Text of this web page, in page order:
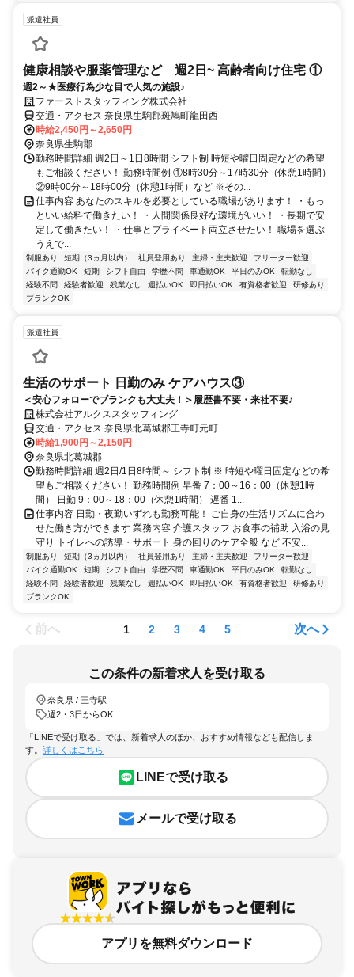
派遣社員
健康相談や服薬管理など 週2日~ 高齢者向け住宅 ①
週2～★医療行為少な目で人気の施設♪
ファーストスタッフィング株式会社
交通・アクセス 奈良県生駒郡斑鳩町龍田西
時給2,450円～2,650円
奈良県生駒郡
勤務時間詳細 週2日～1日8時間 シフト制 時短や曜日固定などの希望
もご相談ください！ 勤務時間例 ①8時30分～17時30分（休憩1時間）
②9時00分～18時00分（休憩1時間）など ※その...
仕事内容 あなたのスキルを必要としている職場があります！ ・もっ
といい給料で働きたい！ ・人間関係良好な環境がいい！ ・長期で安
定して働きたい！ ・仕事とプライベート両立させたい！ 職場を選ぶ
うえで...
制服あり 短期（3ヵ月以内） 社員登用あり 主婦・主夫歓迎
フリーター歓迎
バイク通勤OK
短期 シフト自由 学歴不問 車通勤OK 平日のみOK
転勤なし
経験不問
経験者歓迎 残業なし 週払いOK 即日払いOK 有資格者歓迎
研修あり
ブランクOK
派遣社員
生活のサポート 日勤のみ ケアハウス③
＜安心フォローでブランクも大丈夫！＞履歴書不要・来社不要♪
株式会社アルクススタッフィング
交通・アクセス 奈良県北葛城郡王寺町元町
時給1,900円～2,150円
奈良県北葛城郡
勤務時間詳細 週2日/1日8時間～ シフト制 ※ 時短や曜日固定などの希
望もご相談ください！ 勤務時間例 早番 7：00～16：00（休憩1時
間） 日勤 9：00～18：00（休憩1時間） 遅番 1...
仕事内容 日勤・夜勤いずれも勤務可能！ ご自身の生活リズムに合わ
せた働き方ができます 業務内容 介護スタッフ お食事の補助 入浴の見
守り トイレへの誘導・サポート 身の回りのケア全般 など 不安...
制服あり 短期（3ヵ月以内） 社員登用あり 主婦・主夫歓迎
フリーター歓迎
バイク通勤OK
短期 シフト自由 学歴不問 車通勤OK 平日のみOK
転勤なし
経験不問
経験者歓迎 残業なし 週払いOK 即日払いOK 有資格者歓迎
研修あり
ブランクOK
前へ 1 2 3 4 5 次へ
この条件の新着求人を受け取る
奈良県 / 王寺駅
週2・3日からOK
「LINEで受け取る」では、新着求人のほか、おすすめ情報なども配信しま
す。 詳しくはこちら
LINEで受け取る
メールで受け取る
アプリを無料ダウンロード